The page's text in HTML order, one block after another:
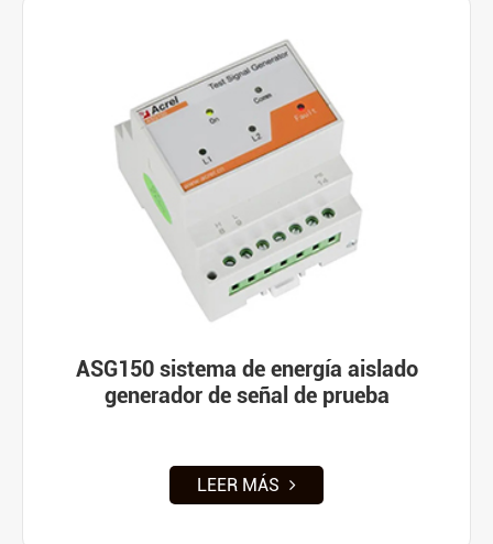
ASG150 sistema de energía aislado
generador de señal de prueba
LEER MÁS